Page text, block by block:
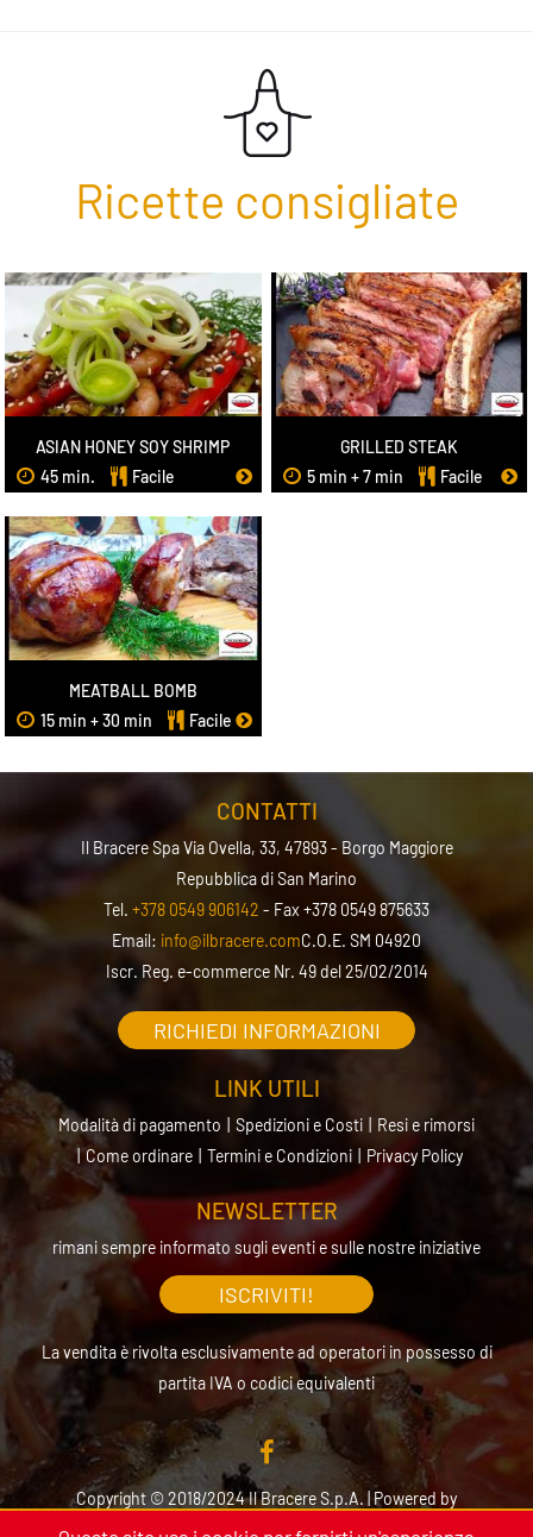
Ricette consigliate
ASIAN HONEY SOY SHRIMP
45 min.
Facile
GRILLED STEAK
5 min + 7 min
Facile
MEATBALL BOMB
15 min + 30 min
Facile
CONTATTI
Il Bracere SpaVia Ovella, 33, 47893 - Borgo Maggiore
Repubblica di San Marino
Tel. +378 0549 906142 - Fax +378 0549 875633
Email: info@ilbracere.comC.O.E. SM 04920
Iscr. Reg. e-commerce Nr. 49 del 25/02/2014
RICHIEDI INFORMAZIONI
LINK UTILI
Modalità di pagamento Spedizioni e Costi
Resi e rimorsi
Come ordinare
Termini e Condizioni Privacy Policy
NEWSLETTER
rimani sempre informato sugli eventi e sulle nostre iniziative
ISCRIVITI!
La vendita è rivolta esclusivamente ad operatori in possesso di
partita IVA o codici equivalenti
Copyright © 2018/2024 Il Bracere S.p.A. | Powered by